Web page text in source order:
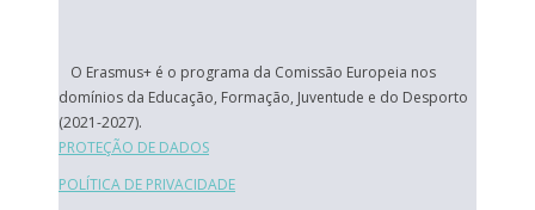
O Erasmus+ é o programa da Comissão Europeia nos
domínios da Educação, Formação, Juventude e do Desporto
(2021-2027).
PROTEÇÃO DE DADOS
POLÍTICA DE PRIVACIDADE